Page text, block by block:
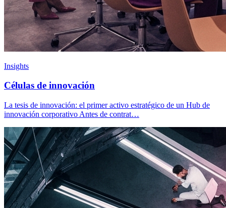
Insights
Células de innovación
La tesis de innovación: el primer activo estratégico de un Hub de
innovación corporativo Antes de contrat…